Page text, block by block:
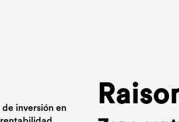
de inversión en